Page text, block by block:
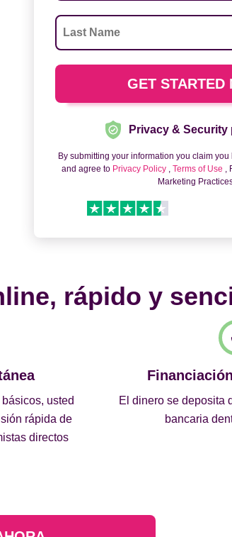
Privacy & Security
By submitting your information you claim
and agree to Privacy Policy ,Terms of Use ,
Marketing
rápido y
usted
rápida de
directos
El dinero se deposita
bancaria